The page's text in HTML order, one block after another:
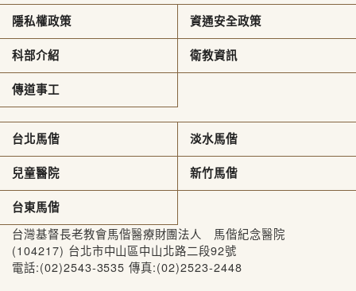
隱私權政策 資通安全政策
科部介紹 衛教資訊
傳道事工
台北馬偕 淡水馬偕
兒童醫院 新竹馬偕
台東馬偕
台灣基督長老教會馬偕醫療財團法人 馬偕紀念醫院
(104217) 台北市中山區中山北路二段92號
電話:(02)2543-3535 傳真:(02)2523-2448